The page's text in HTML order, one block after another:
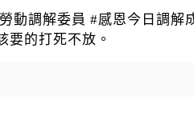
動調解委員 #感恩今日調
要的打死不放。